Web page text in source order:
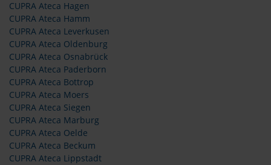
CUPRA Ateca Hagen
CUPRA Ateca Hamm
CUPRA Ateca Leverkusen
CUPRA Ateca Oldenburg
CUPRA Ateca Osnabrück
CUPRA Ateca Paderborn
CUPRA Ateca Bottrop
CUPRA Ateca Moers
CUPRA Ateca Siegen
CUPRA Ateca Marburg
CUPRA Ateca Oelde
CUPRA Ateca Beckum
CUPRA Ateca Lippstadt